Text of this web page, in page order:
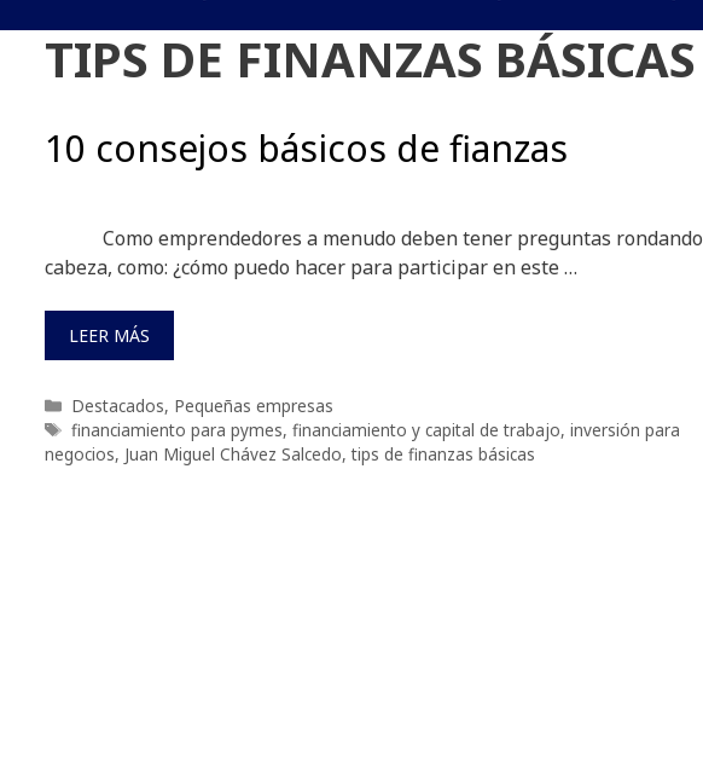
TIPS DE FINANZAS BÁSICAS
10 consejos básicos de fianzas
Como emprendedores a menudo deben tener preguntas
cabeza, como: ¿cómo puedo hacer para participar en este …
LEER MÁS
Categorías
Destacados, Pequeñas empresas
Etiquetas
financiamiento para pymes, financiamiento y capital de trabajo, inversión para
negocios, Juan Miguel Chávez Salcedo,tips de finanzas básicas